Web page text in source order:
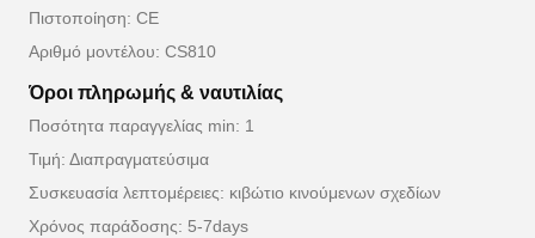
Πιστοποίηση: CE
Αριθμό μοντέλου: CS810
Όροι πληρωμής & ναυτιλίας
Ποσότητα παραγγελίας min: 1
Τιμή: Διαπραγματεύσιμα
Συσκευασία λεπτομέρειες: κιβώτιο κινούμενων σχεδίων
Χρόνος παράδοσης: 5-7days